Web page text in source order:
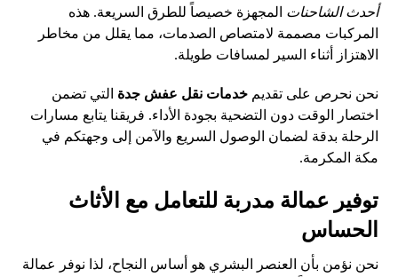
أحدث الشاحنات المجهزة خصيصاً للطرق السريعة. هذه
المركبات مصممة لامتصاص الصدمات، مما يقلل من مخاطر
الاهتزاز أثناء السير لمسافات طويلة.
نحن نحرص على تقديمخدمات نقل عفش جدة التي تضمن
اختصار الوقت دون التضحية بجودة الأداء. فريقنا يتابع مسارات
الرحلة بدقة لضمان الوصول السريع والآمن إلى وجهتكم في
مكة المكرمة.
توفير عمالة مدربة للتعامل مع الأثاث
الحساس
نحن نؤمن بأن العنصر البشري هو أساس النجاح، لذا نوفر عمالة